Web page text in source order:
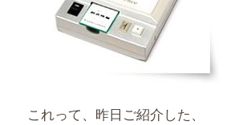
これって、昨日ご紹介した、